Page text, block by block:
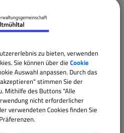
einer Verordnung
Beantragung
durch Kommune
Grün- und Gehölzpflege
von defekten
einer Erlaubnis für
zu bieten, verwenden
Sie können über die Cookie
Auswahl anpassen. Durch das
stimmen Sie der
Mithilfe des Buttons "Alle
nicht erforderlicher
verwendeten Cookies finden Sie